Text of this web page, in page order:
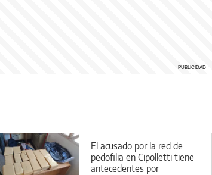
El acusado por la red de
pedofilia en Cipolletti tiene
antecedentes por